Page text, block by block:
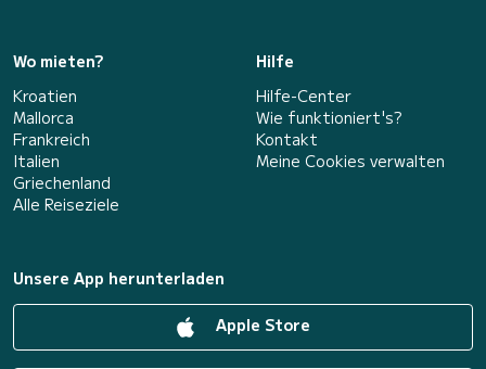
Wo mieten?
Kroatien
Mallorca
Frankreich
Italien
Griechenland
Alle Reiseziele
Hilfe
Hilfe-Center
Wie funktioniert's?
Kontakt
Meine Cookies verwalten
Unsere App herunterladen
Apple Store